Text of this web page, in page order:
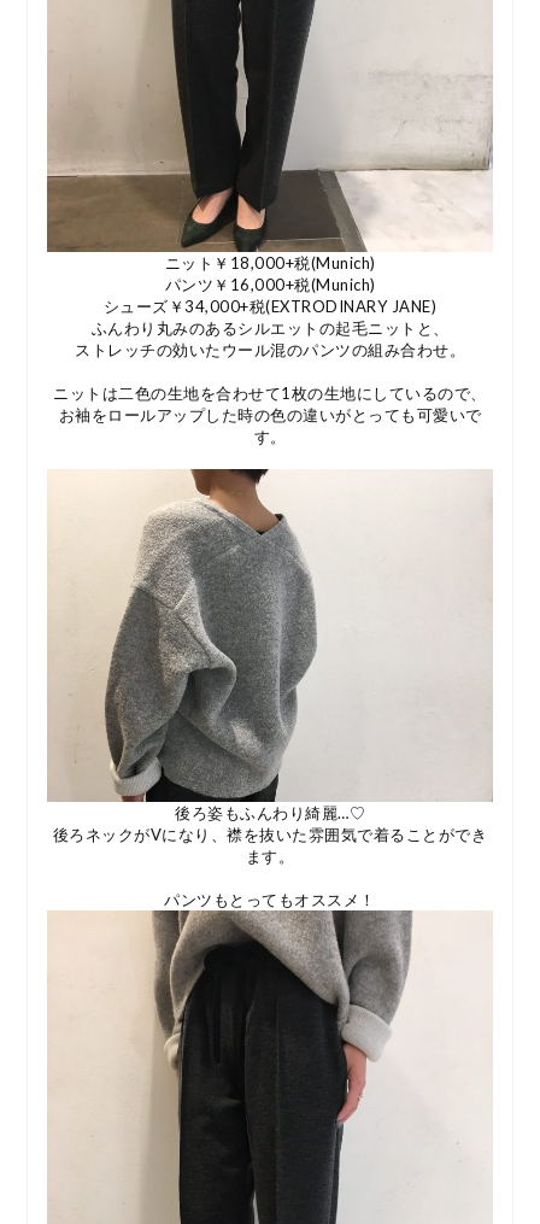
ニット￥18,000+税(Munich)
パンツ￥16,000+税(Munich)
シューズ￥34,000+税(EXTRODINARY JANE)
ふんわり丸みのあるシルエットの起毛ニットと、
ストレッチの効いたウール混のパンツの組み合わせ。
ニットは二色の生地を合わせて1枚の生地にしているので、
お袖をロールアップした時の色の違いがとっても可愛いで
す。
後ろ姿もふんわり綺麗…♡
後ろネックがVになり、襟を抜いた雰囲気で着ることができ
ます。
パンツもとってもオススメ！